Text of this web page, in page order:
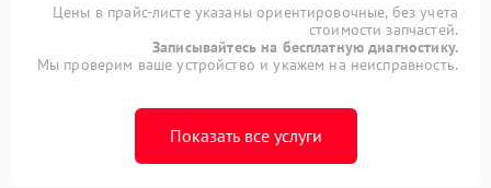
Цены в прайс-листе указаны ориентировочные, без учета
стоимости запчастей.
Записывайтесь на бесплатную диагностику.
Мы проверим ваше устройство и укажем на неисправность.
Показать все услуги